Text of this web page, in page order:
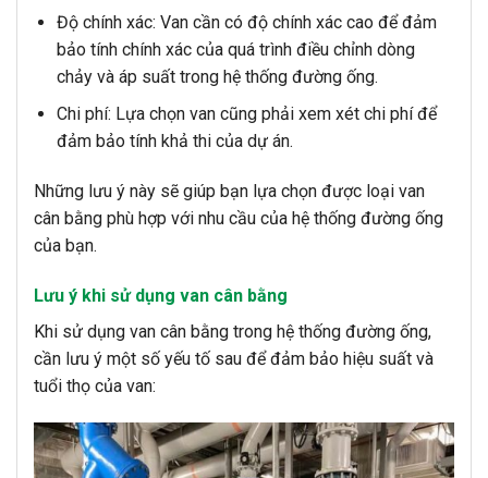
Độ chính xác: Van cần có độ chính xác cao để đảm
bảo tính chính xác của quá trình điều chỉnh dòng
chảy và áp suất trong hệ thống đường ống.
Chi phí: Lựa chọn van cũng phải xem xét chi phí để
đảm bảo tính khả thi của dự án.
Những lưu ý này sẽ giúp bạn lựa chọn được loại van
cân bằng phù hợp với nhu cầu của hệ thống đường ống
của bạn.
Lưu ý khi sử dụng van cân bằng
Khi sử dụng van cân bằng trong hệ thống đường ống,
cần lưu ý một số yếu tố sau để đảm bảo hiệu suất và
tuổi thọ của van: